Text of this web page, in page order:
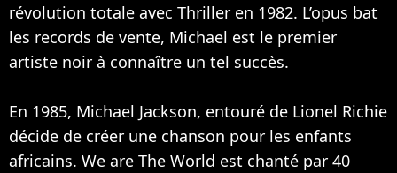
révolution totale avec Thriller en 1982. L’opus bat
les records de vente, Michael est le premier
artiste noir à connaître un tel succès.
En 1985, Michael Jackson, entouré de Lionel Richie
décide de créer une chanson pour les enfants
africains. We are The World est chanté par 40